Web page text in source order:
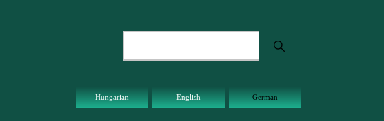
Hungarian English German